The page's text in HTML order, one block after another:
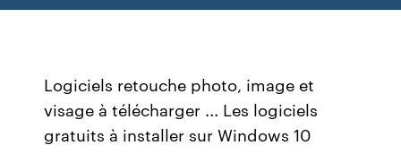
Logiciels retouche photo, image et
visage à télécharger ... Les logiciels
gratuits à installer sur Windows 10